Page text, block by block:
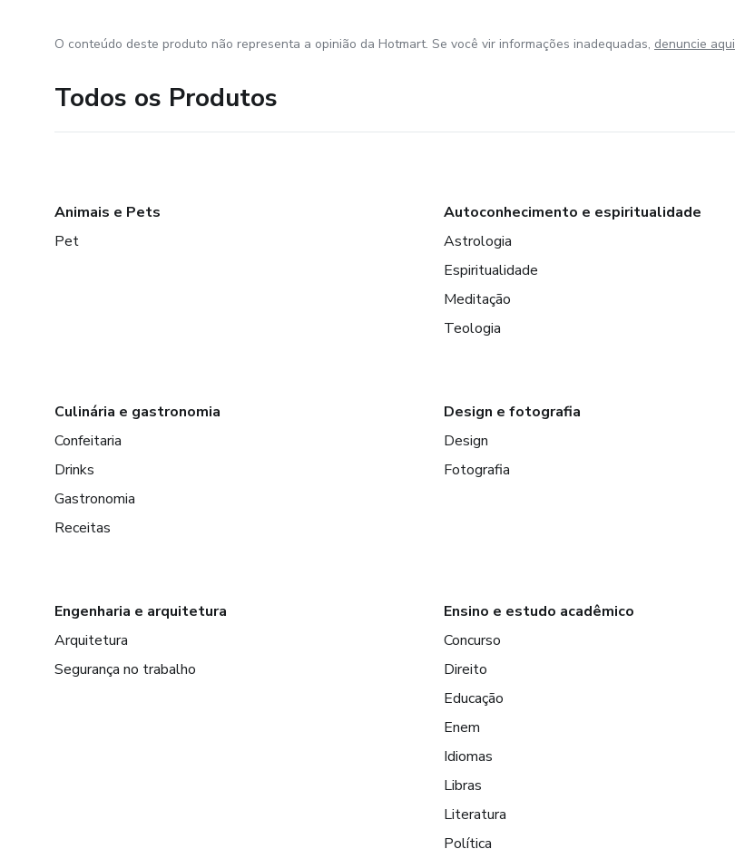
O conteúdo deste produto não representa a opinião da Hotmart. Se você vir informações inadequadas, denuncie aqui
Todos os Produtos
Animais e Pets
Pet
Autoconhecimento e espiritualidade
Astrologia
Espiritualidade
Meditação
Teologia
Culinária e gastronomia
Confeitaria
Drinks
Gastronomia
Receitas
Design e fotografia
Design
Fotografia
Engenharia e arquitetura
Arquitetura
Segurança no trabalho
Ensino e estudo acadêmico
Concurso
Direito
Educação
Enem
Idiomas
Libras
Literatura
Política